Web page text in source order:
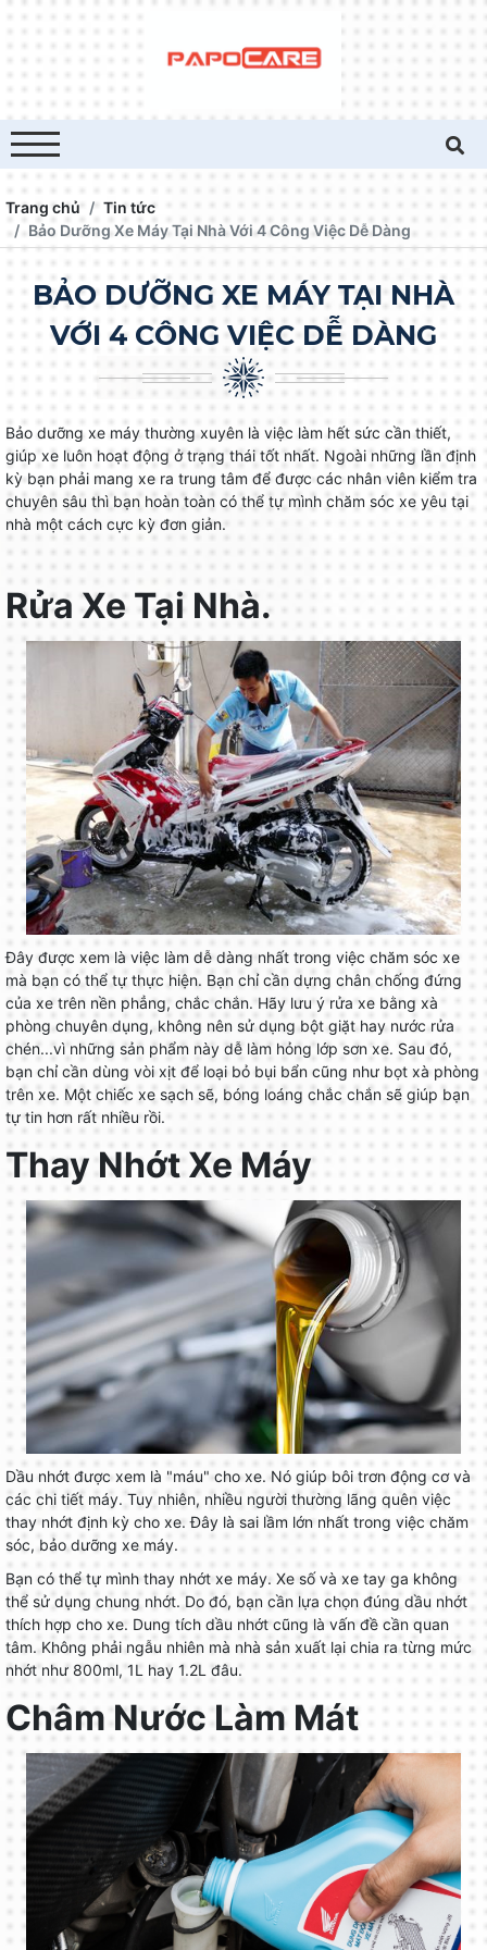
Trang chủ
Tin tức
Bảo Dưỡng Xe Máy Tại Nhà Với 4 Công Việc Dễ Dàng
BẢO DƯỠNG XE MÁY TẠI NHÀ
VỚI 4 CÔNG VIỆC DỄ DÀNG
Bảo dưỡng xe máy thường xuyên là việc làm hết sức cần thiết,
giúp xe luôn hoạt động ở trạng thái tốt nhất. Ngoài những lần định
kỳ bạn phải mang xe ra trung tâm để được các nhân viên kiểm tra
chuyên sâu thì bạn hoàn toàn có thể tự mình chăm sóc xe yêu tại
nhà một cách cực kỳ đơn giản.
Rửa Xe Tại Nhà.
Đây được xem là việc làm dễ dàng nhất trong việc chăm sóc xe
mà bạn có thể tự thực hiện. Bạn chỉ cần dựng chân chống đứng
của xe trên nền phẳng, chắc chắn. Hãy lưu ý rửa xe bằng xà
phòng chuyên dụng, không nên sử dụng bột giặt hay nước rửa
chén...vì những sản phẩm này dễ làm hỏng lớp sơn xe. Sau đó,
bạn chỉ cần dùng vòi xịt để loại bỏ bụi bẩn cũng như bọt xà phòng
trên xe. Một chiếc xe sạch sẽ, bóng loáng chắc chắn sẽ giúp bạn
tự tin hơn rất nhiều rồi.
Thay Nhớt Xe Máy
Dầu nhớt được xem là "máu" cho xe. Nó giúp bôi trơn động cơ và
các chi tiết máy. Tuy nhiên, nhiều người thường lãng quên việc
thay nhớt định kỳ cho xe. Đây là sai lầm lớn nhất trong việc chăm
sóc, bảo dưỡng xe máy.
Bạn có thể tự mình thay nhớt xe máy. Xe số và xe tay ga không
thể sử dụng chung nhớt. Do đó, bạn cần lựa chọn đúng dầu nhớt
thích hợp cho xe. Dung tích dầu nhớt cũng là vấn đề cần quan
tâm. Không phải ngẫu nhiên mà nhà sản xuất lại chia ra từng mức
nhớt như 800ml, 1L hay 1.2L đâu.
Châm Nước Làm Mát